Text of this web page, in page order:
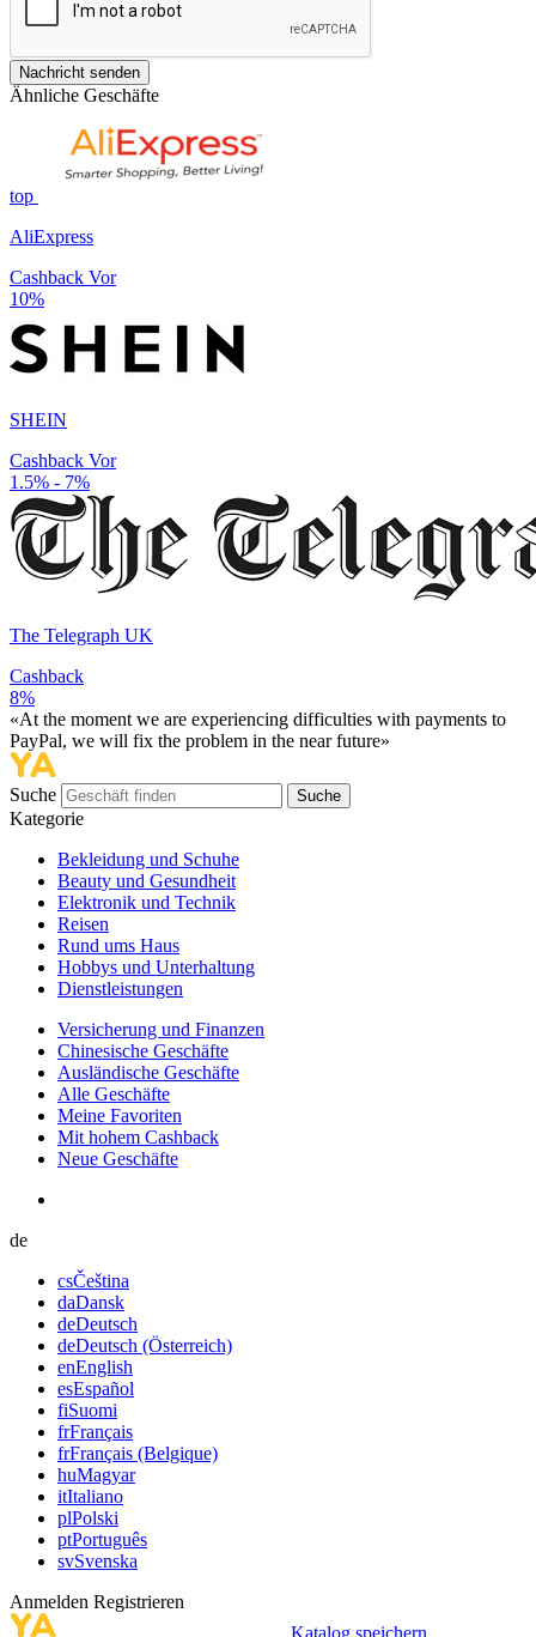
Nachricht senden
Ähnliche Geschäfte
top
AliExpress
Cashback Vor
10%
SHEIN
Cashback Vor
1.5% - 7%
The Telegraph UK
Cashback
8%
«At the moment we are experiencing difficulties with payments to
PayPal, we will fix the problem in the near future»
Suche Suche
Kategorie
Bekleidung und Schuhe
Beauty und Gesundheit
Elektronik und Technik
Reisen
Rund ums Haus
Hobbys und Unterhaltung
Dienstleistungen
Versicherung und Finanzen
Chinesische Geschäfte
Ausländische Geschäfte
Alle Geschäfte
Meine Favoriten
Mit hohem Cashback
Neue Geschäfte
de
csČeština
daDansk
deDeutsch
deDeutsch (Österreich)
enEnglish
esEspañol
fiSuomi
frFrançais
frFrançais (Belgique)
huMagyar
itItaliano
plPolski
ptPortuguês
svSvenska
Anmelden Registrieren